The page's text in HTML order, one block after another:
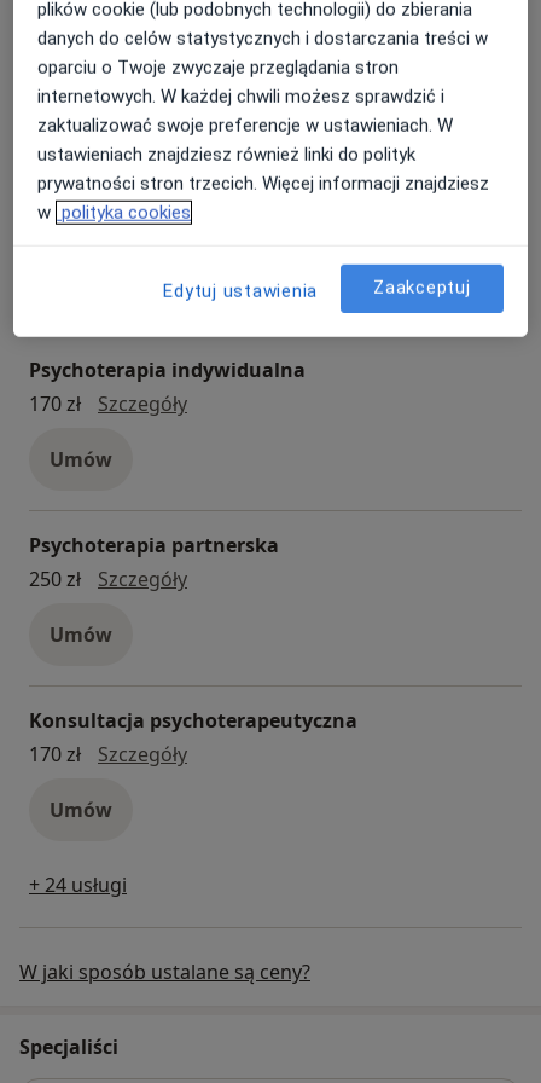
Konsultacja online
Od 170 zł
Szczegółykonsultacja online
Umów
Konsultacja psychologiczna
Od 170 zł
Szczegóły
Psychoterapia indywidualna
170 zł
Szczegółypsychoterapia indywidualna
Umów
Psychoterapia partnerska
250 zł
Szczegółypsychoterapia partnerska
Umów
Konsultacja psychoterapeutyczna
170 zł
Szczegółykonsultacja psychoterapeutyczna
Umów
+ 24 usługi
W jaki sposób ustalane są ceny?
Specjaliści
plików cookie (lub podobnych technologii) do zbierania
danych do celów statystycznych i dostarczania treści w
oparciu o Twoje zwyczaje przeglądania stron
internetowych. W każdej chwili możesz sprawdzić i
zaktualizować swoje preferencje w ustawieniach. W
ustawieniach znajdziesz również linki do polityk
prywatności stron trzecich. Więcej informacji znajdziesz
w polityka cookies
Edytuj ustawienia Zaakceptuj